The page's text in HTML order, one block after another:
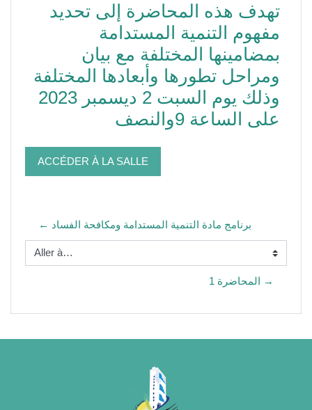
تهدف هذه المحاضرة إلى تحديد
مفهوم التنمية المستدامة
بمضامينها المختلفة مع بيان
ومراحل تطورها وأبعادها المختلفة
وذلك يوم السبت 2 ديسمبر 2023
على الساعة 9والنصف
ACCÉDER À LA SALLE
← برنامج مادة التنمية المستدامة ومكافحة الفساد
Aller à…
المحاضرة 1 →